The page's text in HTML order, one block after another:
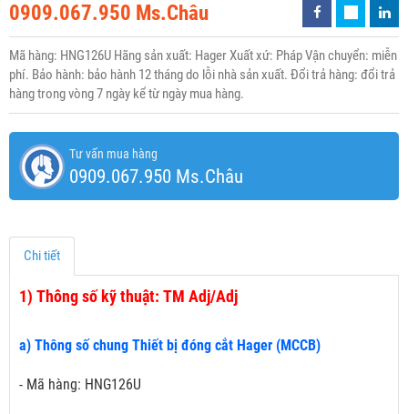
0909.067.950 Ms.Châu
Mã hàng: HNG126U Hãng sản xuất: Hager Xuất xứ: Pháp Vận chuyển: miễn
phí. Bảo hành: bảo hành 12 tháng do lỗi nhà sản xuất. Đổi trả hàng: đổi trả
hàng trong vòng 7 ngày kể từ ngày mua hàng.
Tư vấn mua hàng
0909.067.950 Ms.Châu
Chi tiết
1) Thông số kỹ thuật: TM Adj/Adj
a) Thông số chung Thiết bị đóng cắt Hager (MCCB)
- Mã hàng: HNG126U